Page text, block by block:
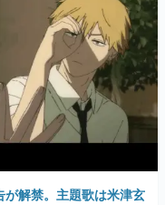
解禁。主題歌は米津玄